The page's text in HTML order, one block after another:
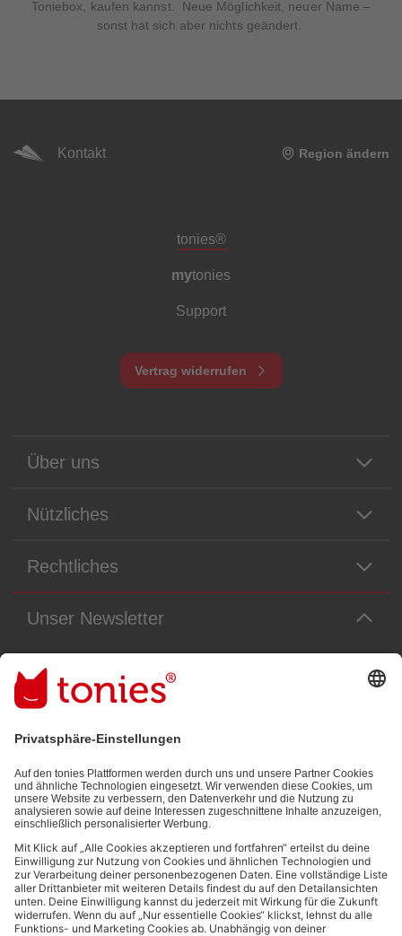
Toniebox, kaufen kannst. Neue Möglichkeit, neuer Name –
sonst hat sich aber nichts geändert.
Kontakt Region ändern
Meta-Navigation Footer
tonies®
mytonies
Support
Vertrag widerrufen
Über uns
Nützliches
Rechtliches
Unser Newsletter
E-Mail-Addresse
Mit dem Absenden abonnierst du unseren E-Mail-Newsletter, der auf
und den von dir zu Werbezwecken bereitgestellten
Interaktionsinformationen (z.B. Abspielinformationen) basiert. Du
kannst den Newsletter jederzeit kostenlos abbestellen.
Datenschutzbestimmungen.
Bezahlmethoden: